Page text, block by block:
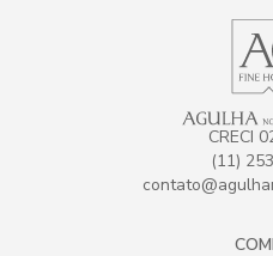
CRECI
(11)